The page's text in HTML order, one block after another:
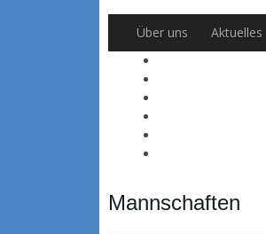
Über uns Aktuelles
Mannschaften